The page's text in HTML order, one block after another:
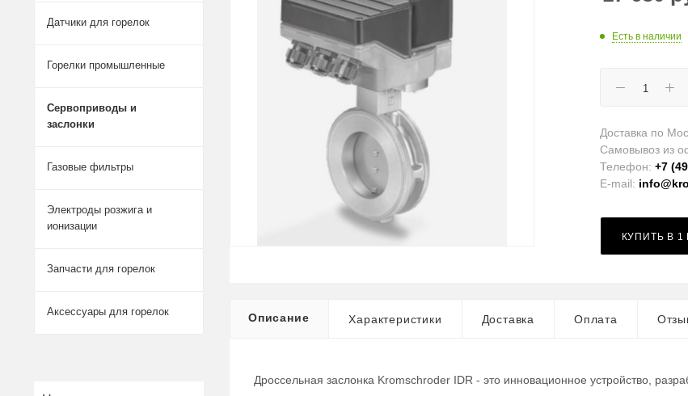
Есть в наличии
Доставка по
Самовывоз из
Телефон:+7
E-mail:
КУПИТЬ В 1
Описание Характеристики Доставка Оплата
Дроссельная заслонка Kromschroder IDR - это инновационное устройство,
Датчики для горелок
Горелки промышленные
Сервоприводы и
заслонки
Газовые фильтры
Электроды розжига и
ионизации
Запчасти для горелок
Аксессуары для горелок